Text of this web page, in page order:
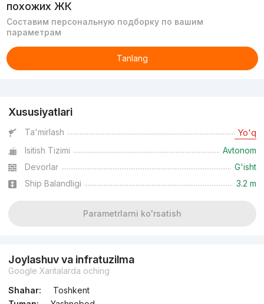
похожих ЖК
Составим персональную подборку по вашим
параметрам
Tanlang
Xususiyatlari
Ta'mirlash Yo'q
Isitish Tizimi
Avtonom
Devorlar
G'isht
Ship Balandligi
3.2 m
Parametrlarni ko'rsatish
Joylashuv va infratuzilma
Google Xaritalarda oching
Shahar:
Toshkent